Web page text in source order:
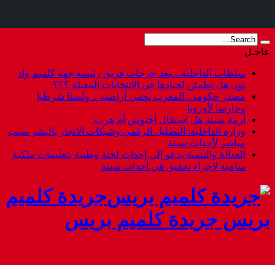
عاجـل
سلطات الداخلية…بعد خرجات فريق رئيسة جهة كلميم واد
نون هل نطمئن لحيادها في الانتخابات المقبلة ؟؟؟
مصدر حكومي: المغرب يحمي أراضيه .. ولسنا شرطيا
وحارسا لأوروبا
أزمة سبتة هل استقال أخنوش أم هرب.
وزارة الداخلية: التضليل الرقمي وشبكات الاتجار بالبشر سبب
مباشر لأحداث سبتة
العدالة والتنمية يدعو إلى إحداث لجنة وطنية بتعليمات ملكية
سامية لإجراء تحقيق في أحداث سبتة
جريدة كلميم
بريس جريدة كلميم بريس